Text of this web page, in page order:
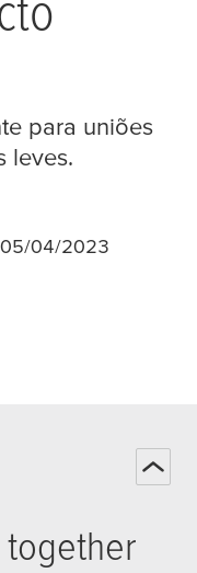
para uniões
leves.
05/04/2023